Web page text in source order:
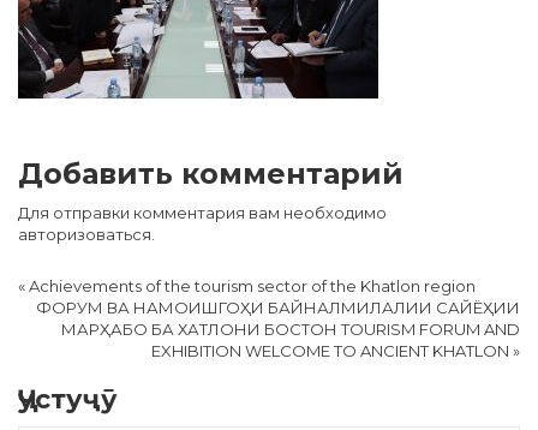
Добавить комментарий
Для отправки комментария вам необходимо
авторизоваться
«Achievements of the tourism sector of the Khatlon region
ФОРУМ ВА НАМОИШГОҲИ БАЙНАЛМИЛАЛИИ САЙЁҲИИ
МАРҲАБО БА ХАТЛОНИ БОСТОН TOURISM FORUM AND
EXHIBITION WELCOME TO ANCIENT KHATLON »
Ҷустуҷӯ